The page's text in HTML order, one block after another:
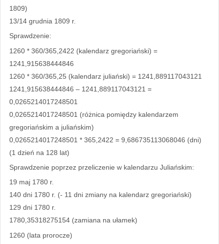
1809)
13/14 grudnia 1809 r.
Sprawdzenie:
1260 * 360/365,2422 (kalendarz gregoriański) =
1241,915638444846
1260 * 360/365,25 (kalendarz juliański) = 1241,889117043121
1241,915638444846 – 1241,889117043121 =
0,0265214017248501
0,0265214017248501 (różnica pomiędzy kalendarzem
gregoriańskim a juliańskim)
0,0265214017248501 * 365,2422 = 9,686735113068046 (dni)
(1 dzień na 128 lat)
Sprawdzenie poprzez przeliczenie w kalendarzu Juliańskim:
19 maj 1780 r.
140 dni 1780 r. (- 11 dni zmiany na kalendarz gregoriański)
129 dni 1780 r.
1780,35318275154 (zamiana na ułamek)
1260 (lata prorocze)